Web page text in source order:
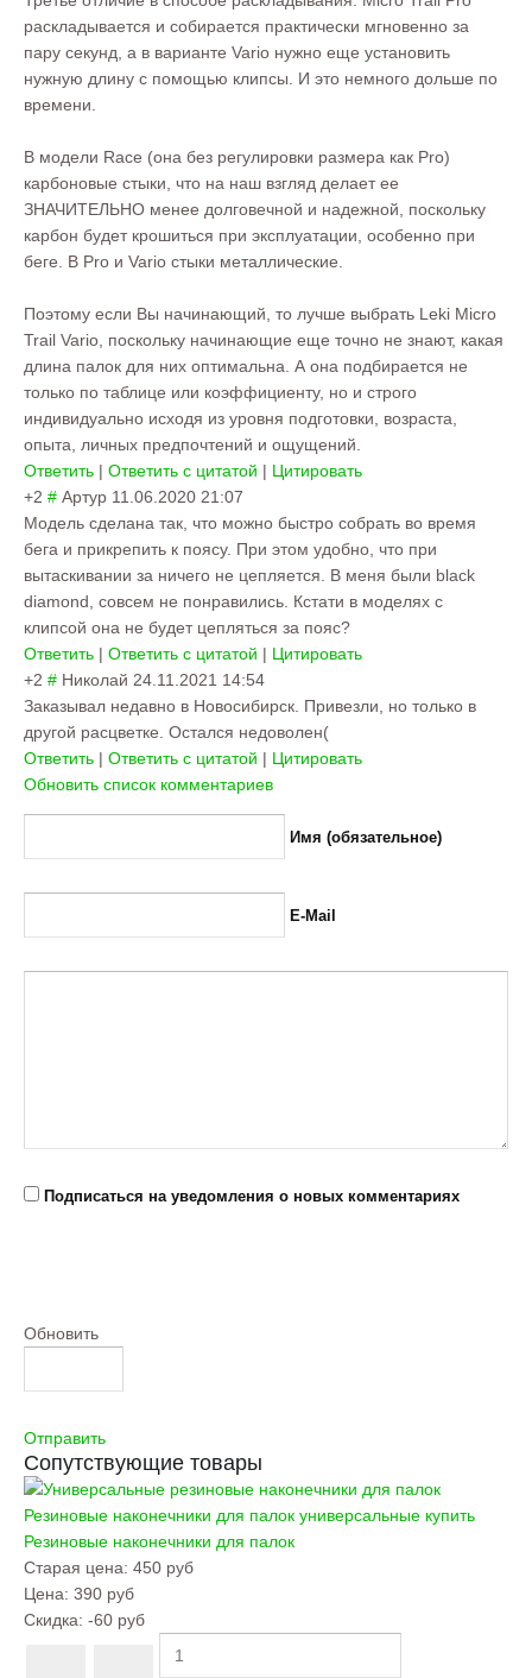
раскладывается и собирается практически мгновенно за
пару секунд, а в варианте Vario нужно еще установить
нужную длину с помощью клипсы. И это немного дольше по
времени.
В модели Race (она без регулировки размера как Pro)
карбоновые стыки, что на наш взгляд делает ее
ЗНАЧИТЕЛЬНО менее долговечной и надежной, поскольку
карбон будет крошиться при эксплуатации, особенно при
беге. В Pro и Vario стыки металлические.
Поэтому если Вы начинающий, то лучше выбрать Leki Micro
Trail Vario, поскольку начинающие еще точно не знают, какая
длина палок для них оптимальна. А она подбирается не
только по таблице или коэффициенту, но и строго
индивидуально исходя из уровня подготовки, возраста,
опыта, личных предпочтений и ощущений.
Ответить | Ответить с цитатой | Цитировать
+2 # Артур 11.06.2020 21:07
Модель сделана так, что можно быстро собрать во время
бега и прикрепить к поясу. При этом удобно, что при
вытаскивании за ничего не цепляется. В меня были black
diamond, совсем не понравились. Кстати в моделях с
клипсой она не будет цепляться за пояс?
Ответить | Ответить с цитатой | Цитировать
+2 # Николай 24.11.2021 14:54
Заказывал недавно в Новосибирск. Привезли, но только в
другой расцветке. Остался недоволен(
Ответить | Ответить с цитатой | Цитировать
Обновить список комментариев
Имя (обязательное)
E-Mail
Подписаться на уведомления о новых комментариях
Обновить
Отправить
Сопутствующие товары
Резиновые наконечники для палок универсальные купить
Резиновые наконечники для палок
Старая цена: 450 руб
Цена: 390 руб
Скидка: -60 руб